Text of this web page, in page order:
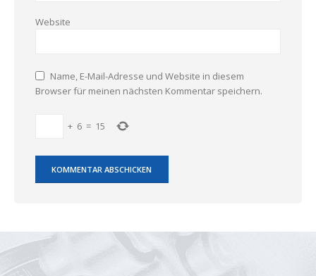
Website
Name, E-Mail-Adresse und Website in diesem
Browser für meinen nächsten Kommentar speichern.
+ 6 = 15